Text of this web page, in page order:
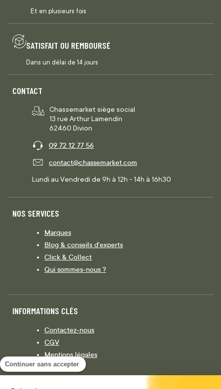
Continuer sans accepter
Et en plusieurs fois
SATISFAIT OU REMBOURSÉ
Dans un délai de 14 jours
CONTACT
Chassemarket siège social
13 rue Arthur Lamendin
62460 Divion
09 72 12 77 56
contact@chassemarket.com
Lundi au Vendredi de 9h à 12h - 14h à 16h30
NOS SERVICES
Marques
Blog & conseils d'experts
Click & Collect
Qui sommes-nous ?
INFORMATIONS CLÉS
Contactez-nous
CGV
Mentions légales
Législation